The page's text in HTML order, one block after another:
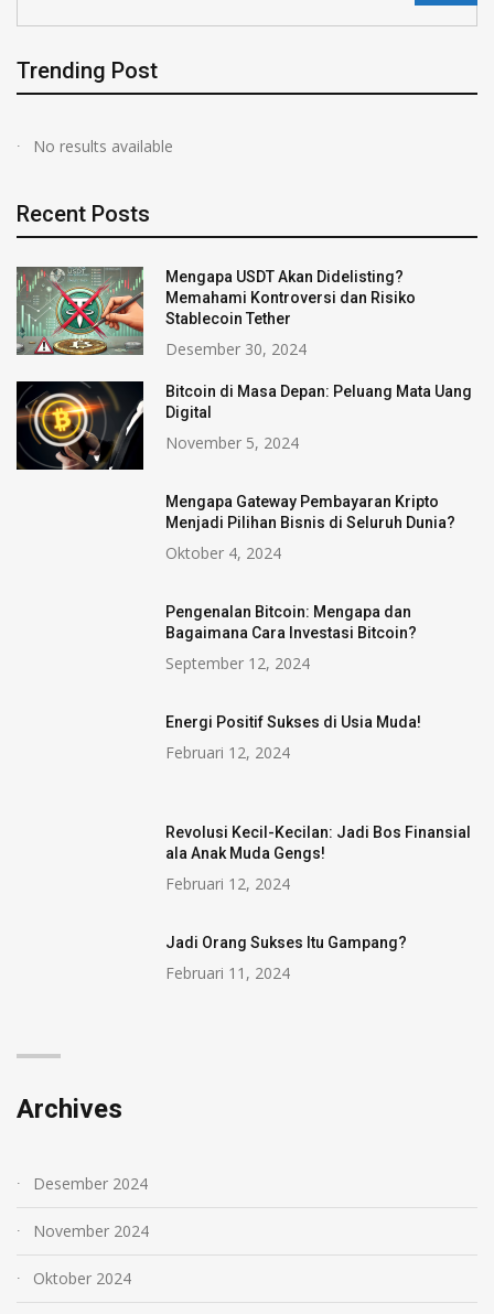
Trending Post
No results available
Recent Posts
Mengapa USDT Akan Didelisting?
Memahami Kontroversi dan Risiko
Stablecoin Tether
Desember 30, 2024
Bitcoin di Masa Depan: Peluang Mata Uang
Digital
November 5, 2024
Mengapa Gateway Pembayaran Kripto
Menjadi Pilihan Bisnis di Seluruh Dunia?
Oktober 4, 2024
Pengenalan Bitcoin: Mengapa dan
Bagaimana Cara Investasi Bitcoin?
September 12, 2024
Energi Positif Sukses di Usia Muda!
Februari 12, 2024
Revolusi Kecil-Kecilan: Jadi Bos Finansial
ala Anak Muda Gengs!
Februari 12, 2024
Jadi Orang Sukses Itu Gampang?
Februari 11, 2024
Archives
Desember 2024
November 2024
Oktober 2024